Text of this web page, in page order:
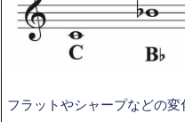
フラットやシャープなどの